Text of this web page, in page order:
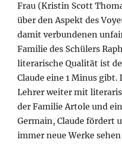
Frau (Kristin Scott
über den Aspekt des
damit verbundenen
Familie des Schülers
literarische Qualität ist
Claude eine 1 Minus
Lehrer weiter mit
der Familie Artole und
Germain, Claude fördert
immer neue Werke